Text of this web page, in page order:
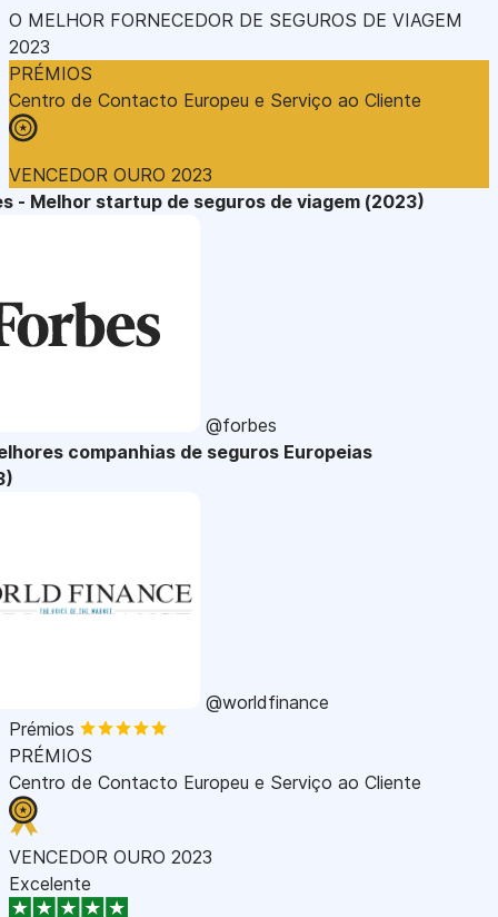
O MELHOR FORNECEDOR DE SEGUROS DE VIAGEM
2023
PRÉMIOS
Centro de Contacto Europeu e Serviço ao Cliente
VENCEDOR OURO 2023
- Melhor startup de seguros de viagem (2023)
@forbes
companhias de seguros Europeias
@worldfinance
Prémios
PRÉMIOS
Centro de Contacto Europeu e Serviço ao Cliente
VENCEDOR OURO 2023
Excelente